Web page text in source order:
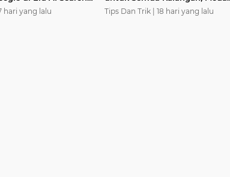
hari yang lalu
Kecil Untung Besar
Tips Dan Trik | 18 hari yang lalu